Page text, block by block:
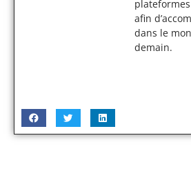
afin
dans le
demain.